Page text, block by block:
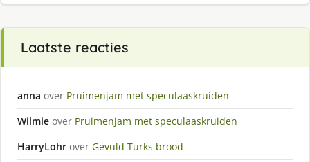
Laatste reacties
anna over Pruimenjam met speculaaskruiden
Wilmie over Pruimenjam met speculaaskruiden
HarryLohr over Gevuld Turks brood